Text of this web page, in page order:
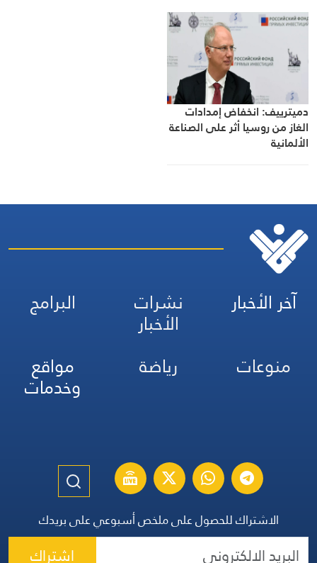
دميترييف: انخفاض إمدادات
الغاز من روسيا أثر على الصناعة
الألمانية
آخر الأخبار نشرات
الأخبار
البرامج
منوعات
رياضة مواقع
وخدمات
الاشتراك للحصول على ملخص أسبوعي على بريدك
اشتراك